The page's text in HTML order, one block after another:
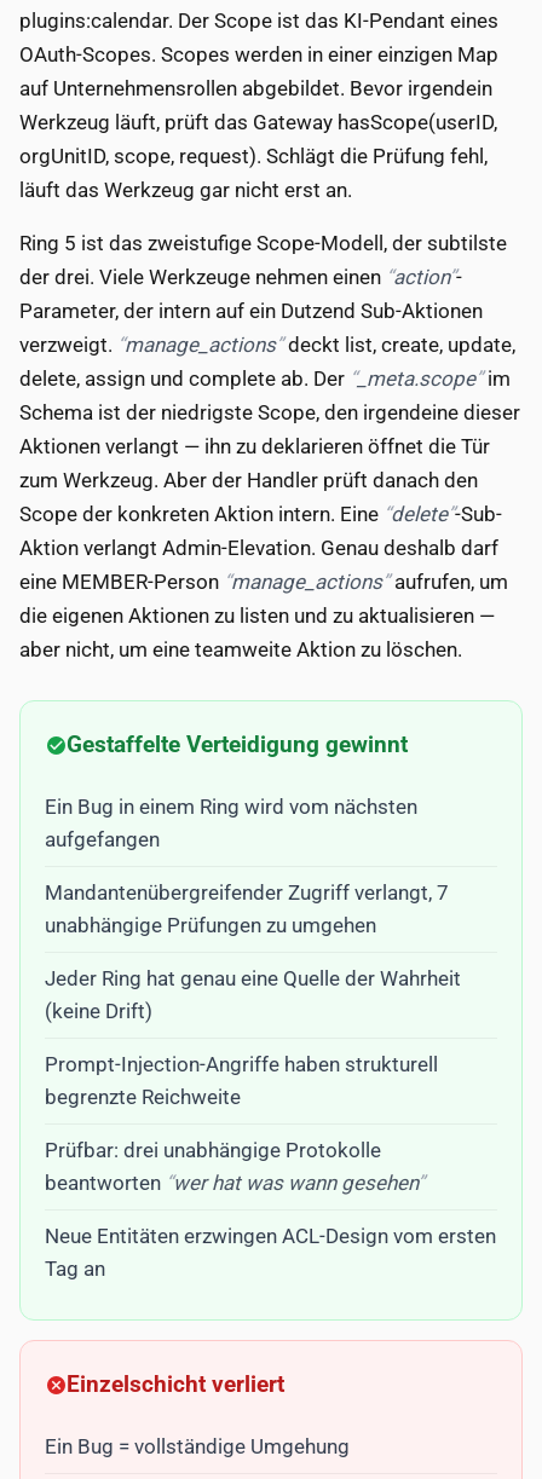
plugins:calendar. Der Scope ist das KI-Pendant eines
OAuth-Scopes. Scopes werden in einer einzigen Map
auf Unternehmensrollen abgebildet. Bevor irgendein
Werkzeug läuft, prüft das Gateway hasScope(userID,
orgUnitID, scope, request). Schlägt die Prüfung fehl,
läuft das Werkzeug gar nicht erst an.
Ring 5 ist das zweistufige Scope-Modell, der subtilste
der drei. Viele Werkzeuge nehmen einen action -
Parameter, der intern auf ein Dutzend Sub-Aktionen
verzweigt. manage_actions deckt list, create, update,
delete, assign und complete ab. Der _meta.scope im
Schema ist der niedrigste Scope, den irgendeine dieser
Aktionen verlangt — ihn zu deklarieren öffnet die Tür
zum Werkzeug. Aber der Handler prüft danach den
Scope der konkreten Aktion intern. Eine delete -Sub-
Aktion verlangt Admin-Elevation. Genau deshalb darf
eine MEMBER-Person manage_actions aufrufen, um
die eigenen Aktionen zu listen und zu aktualisieren —
aber nicht, um eine teamweite Aktion zu löschen.
Gestaffelte Verteidigung gewinnt
Ein Bug in einem Ring wird vom nächsten
aufgefangen
Mandantenübergreifender Zugriff verlangt, 7
unabhängige Prüfungen zu umgehen
Jeder Ring hat genau eine Quelle der Wahrheit
(keine Drift)
Prompt-Injection-Angriffe haben strukturell
begrenzte Reichweite
Prüfbar: drei unabhängige Protokolle
beantworten wer hat was wann gesehen
Neue Entitäten erzwingen ACL-Design vom ersten
Tag an
Einzelschicht verliert
Ein Bug = vollständige Umgehung